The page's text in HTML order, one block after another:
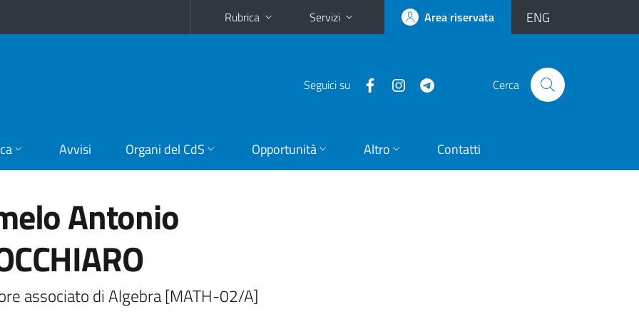
Rubrica Servizi Area riservata ENG
Seguici su Cerca
Avvisi Organi del CdS Opportunità Altro Contatti
Antonio
associato di Algebra [MATH-02/A]